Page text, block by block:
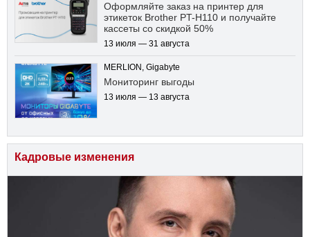
Оформляйте заказ на принтер для
этикеток Brother PT-H110 и получайте
кассеты со скидкой 50%
13 июля — 31 августа
MERLION, Gigabyte
Мониторинг выгоды
13 июля — 13 августа
Кадровые изменения